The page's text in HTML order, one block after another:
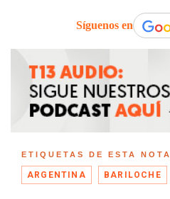
Síguenos en
ETIQUETAS DE ESTA NOTA
ARGENTINA BARILOCHE